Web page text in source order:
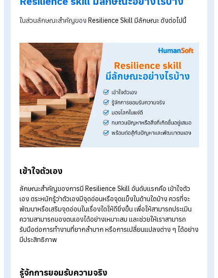
แข็งแกร่งในการทำงานมากขึ้น
รู้จักโปรแกรม HR ของ HumanSoft เพิ่มเติม
โปรแกรมคำนวณเงินเดือนอัตโนมัติ
ระบบลงเวลาทำงานออนไลน์
ราคาโปรแกรมเงินเดือน เริ่มต้น 590 บาท/เดือน
ทดลองใช้งานฟรี 30 วัน
ในส่วนลักษณะสำคัญของResilience Skill มีลักษณะ ดังต่อไปนี้